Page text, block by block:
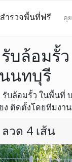
ำรวจพื้นที่ฟรี คุ
บล้อมรั้ว
นทบุรี
บล้อมรั้ว ในพื้นที่
ง ติดตั้งโดยทีมงา
วด 4 เส้น